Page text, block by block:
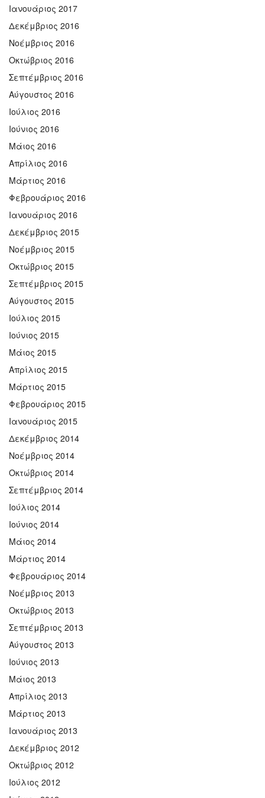
Ιανουάριος 2017
Δεκέμβριος 2016
Νοέμβριος 2016
Οκτώβριος 2016
Σεπτέμβριος 2016
Αύγουστος 2016
Ιούλιος 2016
Ιούνιος 2016
Μάιος 2016
Απρίλιος 2016
Μάρτιος 2016
Φεβρουάριος 2016
Ιανουάριος 2016
Δεκέμβριος 2015
Νοέμβριος 2015
Οκτώβριος 2015
Σεπτέμβριος 2015
Αύγουστος 2015
Ιούλιος 2015
Ιούνιος 2015
Μάιος 2015
Απρίλιος 2015
Μάρτιος 2015
Φεβρουάριος 2015
Ιανουάριος 2015
Δεκέμβριος 2014
Νοέμβριος 2014
Οκτώβριος 2014
Σεπτέμβριος 2014
Ιούλιος 2014
Ιούνιος 2014
Μάιος 2014
Μάρτιος 2014
Φεβρουάριος 2014
Νοέμβριος 2013
Οκτώβριος 2013
Σεπτέμβριος 2013
Αύγουστος 2013
Ιούνιος 2013
Μάιος 2013
Απρίλιος 2013
Μάρτιος 2013
Ιανουάριος 2013
Δεκέμβριος 2012
Οκτώβριος 2012
Ιούλιος 2012